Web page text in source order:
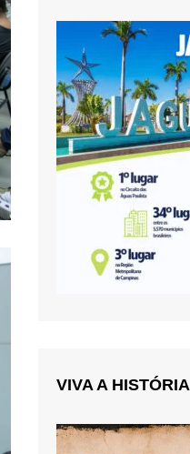
VIVA A HISTÓRIA